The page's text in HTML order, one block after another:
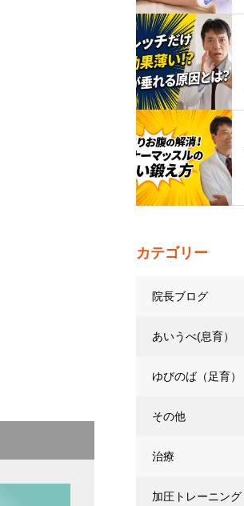
カテゴリー
院長ブログ
あいうべ(息育）
ゆびのば（足育）
その他
治療
加圧トレーニン